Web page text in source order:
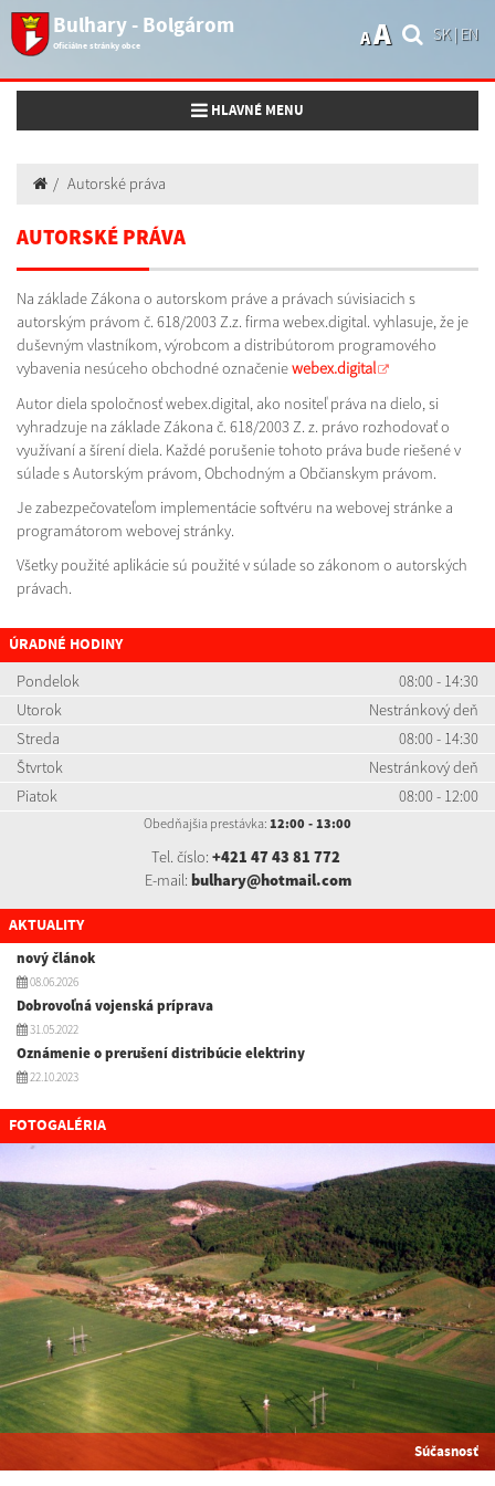
Bulhary - Bolgárom
Oficiálne stránky obce
SK| EN
AA
Toggle navigation
HLAVNÉ MENU
Autorské práva
AUTORSKÉ PRÁVA
Na základe Zákona o autorskom práve a právach súvisiacich s
autorským právom č. 618/2003 Z.z. firma webex.digital. vyhlasuje, že je
duševným vlastníkom, výrobcom a distribútorom programového
vybavenia nesúceho obchodné označeniewebex.digital
Autor diela spoločnosť webex.digital, ako nositeľ práva na dielo, si
vyhradzuje na základe Zákona č. 618/2003 Z. z. právo rozhodovať o
využívaní a šírení diela. Každé porušenie tohoto práva bude riešené v
súlade s Autorským právom, Obchodným a Občianskym právom.
Je zabezpečovateľom implementácie softvéru na webovej stránke a
programátorom webovej stránky.
Všetky použité aplikácie sú použité v súlade so zákonom o autorských
právach.
ÚRADNÉ HODINY
Pondelok
08:00 - 14:30
Utorok
Nestránkový deň
Streda
08:00 - 14:30
Štvrtok
Nestránkový deň
Piatok
08:00 - 12:00
Obedňajšia prestávka: 12:00 - 13:00
Tel. číslo: +421 47 43 81 772
E-mail: bulhary@hotmail.com
AKTUALITY
nový článok
08.06.2026
Dobrovoľná vojenská príprava
31.05.2022
Oznámenie o prerušení distribúcie elektriny
22.10.2023
FOTOGALÉRIA
Súčasnosť